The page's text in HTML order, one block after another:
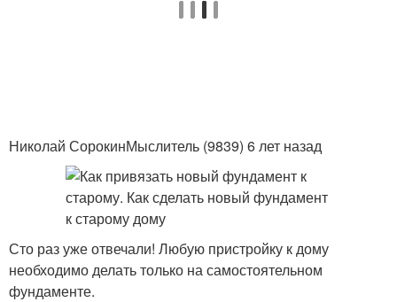
Николай СорокинМыслитель (9839) 6 лет назад
Сто раз уже отвечали! Любую пристройку к дому
необходимо делать только на самостоятельном
фундаменте.